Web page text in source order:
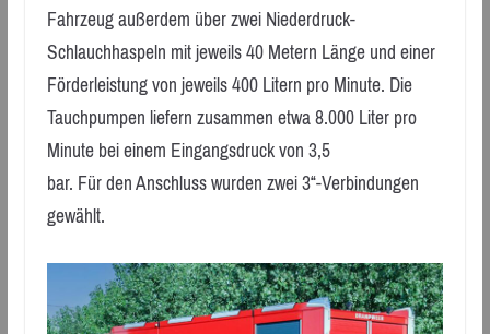
Fahrzeug außerdem über zwei Niederdruck-
Schlauchhaspeln mit jeweils 40 Metern Länge und einer
Förderleistung von jeweils 400 Litern pro Minute. Die
Tauchpumpen liefern zusammen etwa 8.000 Liter pro
Minute bei einem Eingangsdruck von 3,5
bar. Für den Anschluss wurden zwei 3“-Verbindungen
gewählt.